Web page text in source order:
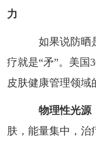
力
如果说防晒是
疗就是“矛”。美国
皮肤健康管理领域
物理性光源
肤，能量集中，治